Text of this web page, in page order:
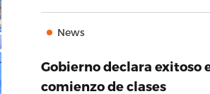
News
Gobierno declara exitoso
comienzo de clases